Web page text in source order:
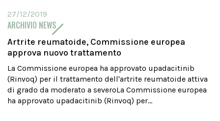
27/12/2019
ARCHIVIO NEWS
Artrite reumatoide, Commissione europea
approva nuovo trattamento
La Commissione europea ha approvato upadacitinib
(Rinvoq) per il trattamento dell'artrite reumatoide attiva
di grado da moderato a severoLa Commissione europea
ha approvato upadacitinib (Rinvoq) per...